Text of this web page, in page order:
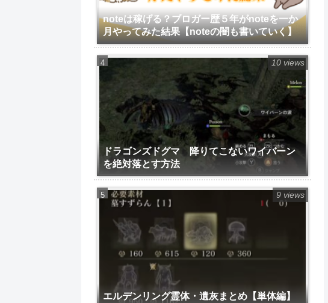
noteは稼げる？ブロガー歴５年がnoteを一か
月やってみた結果【noteの闇も書いていく】
ドラゴンズドグマ 降りてこないワイバーン
を絶対落とす方法
10 views
エルデンリング霊体・遺灰まとめ【単体編】
9 views